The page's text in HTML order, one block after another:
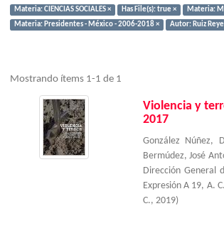
Materia: CIENCIAS SOCIALES × Has File(s): true × Materia:
Materia: Presidentes - México - 2006-2018 ×
Autor: Ruiz
Mostrando ítems 1-1 de 1
Violencia y
2017
González Núñez,
Bermúdez, José
Dirección General
Expresión A 19, A.
C., 2019)